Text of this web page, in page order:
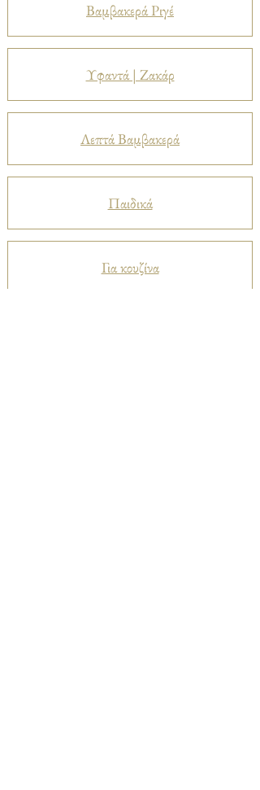
Βαμβακερά Ριγέ
Υφαντά | Ζακάρ
Λεπτά Βαμβακερά
Παιδικά
Για κουζίνα